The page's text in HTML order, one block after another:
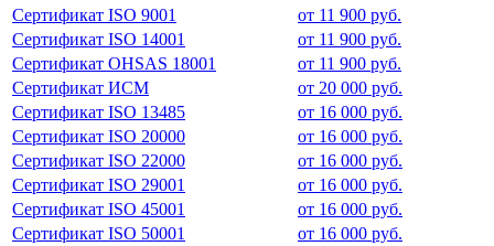
Сертификат ISO 9001
от 11 900 руб.
Сертификат ISO 14001
от 11 900 руб.
Сертификат OHSAS 18001
от 11 900 руб.
Сертификат ИСМ
от 20 000 руб.
Сертификат ISO 13485
от 16 000 руб.
Сертификат ISO 20000
от 16 000 руб.
Сертификат ISO 22000
от 16 000 руб.
Сертификат ISO 29001
от 16 000 руб.
Сертификат ISO 45001
от 16 000 руб.
Сертификат ISO 50001
от 16 000 руб.